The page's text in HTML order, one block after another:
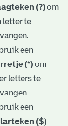
(?) om
letter te
een
(*) om
letters te
een
($)